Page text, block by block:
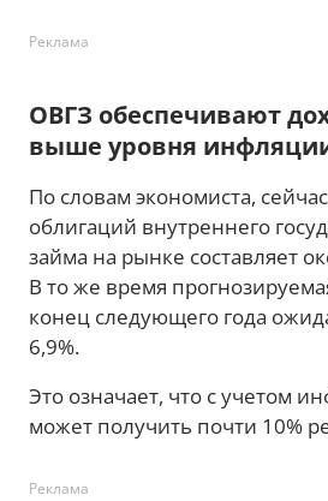
Реклама
ОВГЗ обеспечивают
выше уровня
По словам экономиста,
облигаций внутреннего
займа на рынке составляет
В то же время
конец следующего года
6,9%.
Это означает, что с учетом
может получить почти 10%
Реклама